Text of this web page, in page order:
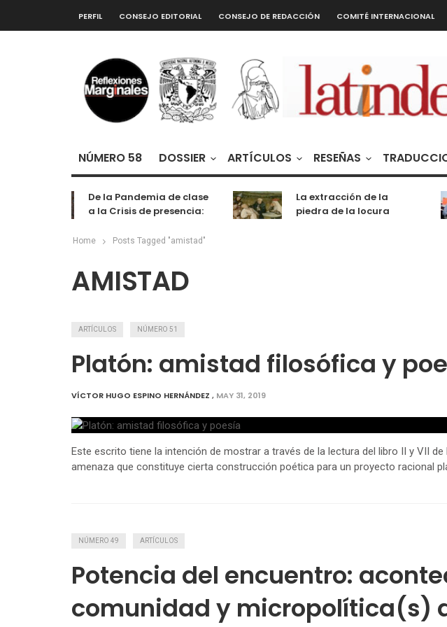
PERFIL CONSEJO EDITORIAL CONSEJO DE REDACCIÓN COMITÉ INTERNACIONAL
NÚMERO 58 DOSSIER ARTÍCULOS RESEÑAS
De la Pandemia de clase
a la Crisis de presencia:
entretenimiento
La extracción de la
piedra de la locura
Home Posts Tagged "amistad"
AMISTAD
ARTÍCULOS NÚMERO 51
Platón: amistad filosófica y
VÍCTOR HUGO ESPINO HERNÁNDEZ , MAY 31, 2019
Este escrito tiene la intención de mostrar a través de la lectura del libro II y VII de
amenaza que constituye cierta construcción poética para un proyecto racional
NÚMERO 49 ARTÍCULOS
Potencia del encuentro:
comunidad y micropolítica(s)